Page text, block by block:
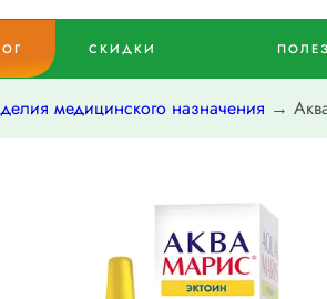
СКИДКИ
медицинского назначения →